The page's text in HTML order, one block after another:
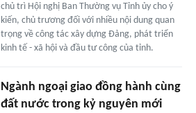
chủ trì Hội nghị Ban Thường vụ Tỉnh ủy cho ý
kiến, chủ trương đối với nhiều nội dung quan
trọng về công tác xây dựng Đảng, phát triển
kinh tế - xã hội và đầu tư công của tỉnh.
Ngành ngoại giao đồng hành cùng
đất nước trong kỷ nguyên mới